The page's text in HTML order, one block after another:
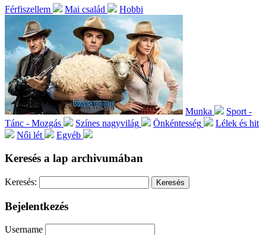
Férfiszellem Mai család Hobbi
Munka
Sport -
Tánc - Mozgás
Színes nagyvilág Önkéntesség
Lélek és hit
Női lét
Egyéb
Keresés a lap archivumában
Keresés:
Bejelentkezés
Username